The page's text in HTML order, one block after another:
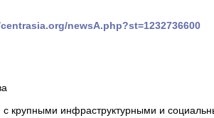
newsA.php?st=1232736600
крупными инфраструктурными и